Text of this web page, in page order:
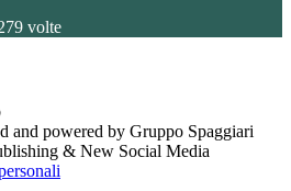
volte
and powered by Gruppo Spaggiari
& New Social Media